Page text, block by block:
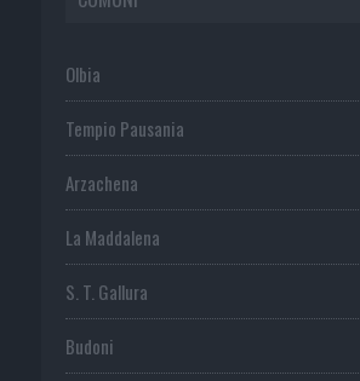
Olbia
Tempio Pausania
Arzachena
La Maddalena
S. T. Gallura
Budoni